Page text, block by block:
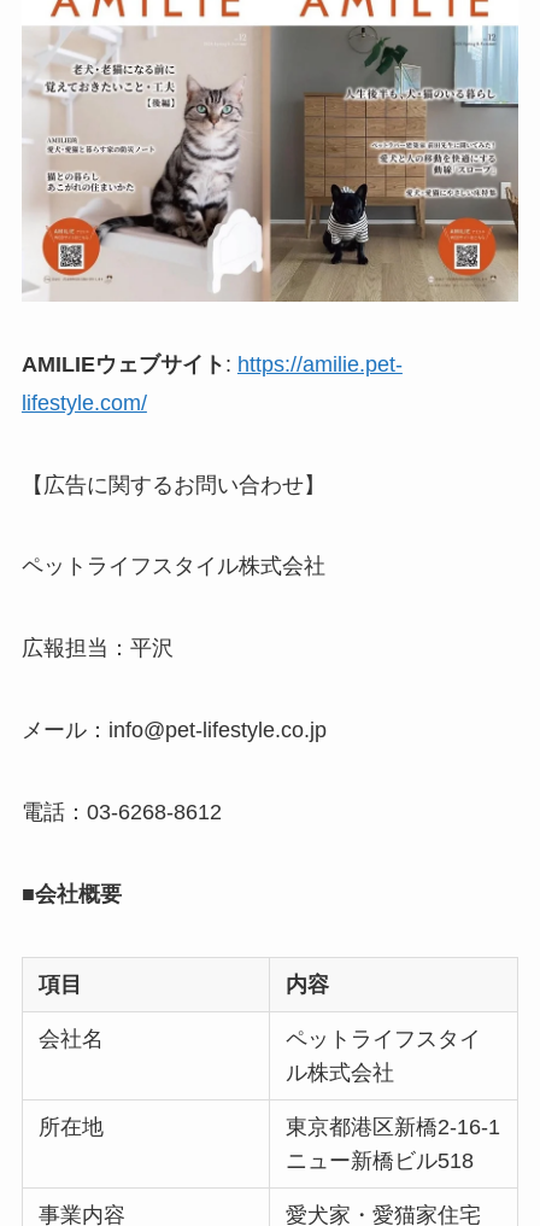
AMILIEウェブサイト : https://amilie.pet-
lifestyle.com/
【広告に関するお問い合わせ】
ペットライフスタイル株式会社
広報担当：平沢
メール：info@pet-lifestyle.co.jp
電話：03-6268-8612
■会社概要
項目 内容
会社名
ペットライフスタイ
ル株式会社
所在地
東京都港区新橋2-16-1
ニュー新橋ビル518
事業内容
愛犬家・愛猫家住宅